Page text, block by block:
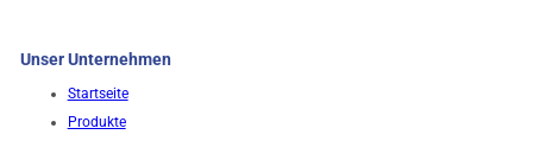
Unser Unternehmen
Startseite
Produkte